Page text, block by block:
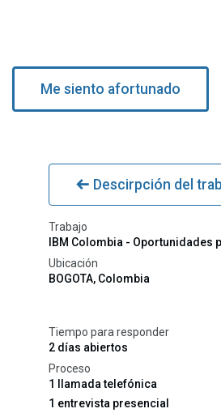
Me siento afortunado
Descirpción del
Trabajo
IBM Colombia - Oportunidades
Ubicación
BOGOTA, Colombia
Tiempo para responder
2 días abiertos
Proceso
1 llamada telefónica
1 entrevista presencial